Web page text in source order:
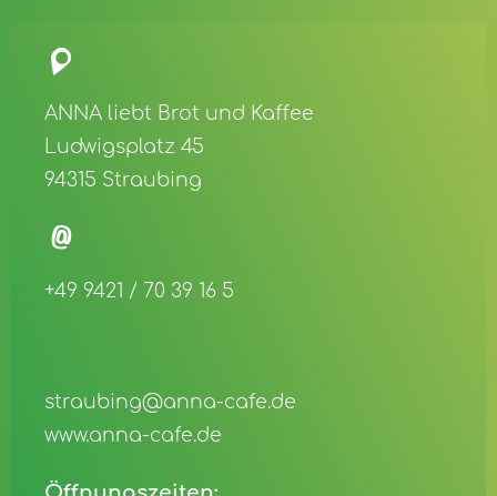
ANNA liebt Brot und Kaffee
Ludwigsplatz 45
94315 Straubing
+49 9421 / 70 39 16 5
straubing@anna-cafe.de
www.anna-cafe.de